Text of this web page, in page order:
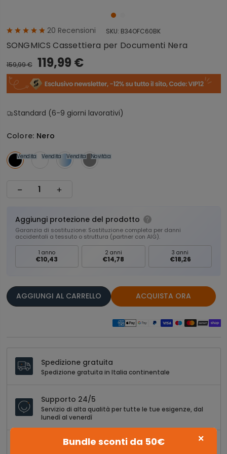
20 Recensioni SKU: B34OFC60BK
SONGMICS Cassettiera per Documenti Nera
159,99 € 119,99 €
Standard (6-9 giorni lavorativi)
Colore: Nero
Vendita Vendita Vendita Vendita
Novità
Aggiungi protezione del prodotto
Garanzia di sostituzione: Sostituzione completa per danni
accidentali a tessuto o struttura (partner con AIG).
1 anno
€10,43
2 anni
€14,78
3 anni
€18,26
AGGIUNGI AL CARRELLO ACQUISTA ORA
Spedizione gratuita
Spedizione gratuita in Italia continentale
Supporto 24/5
Servizio di alta qualità per tutte le tue esigenze, dal
lunedì al venerdì
30 giorni di restituzione
×
Bundle sconti da 50€